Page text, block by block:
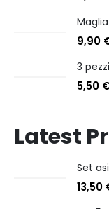
9,90
5,50
Latest
13,50